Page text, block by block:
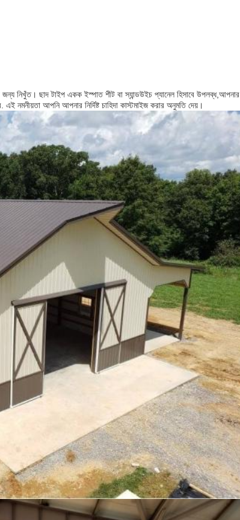
নিখুঁত। ছাদ টাইপ একক ইস্পাত শীট বা স্যান্ডউইচ প্যানেল হিসাবে উপলব্ধ,আপনার
নমনীয়তা আপনি আপনার নির্দিষ্ট চাহিদা কাস্টমাইজ করার অনুমতি দেয়।